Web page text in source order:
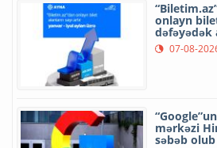
onlayn
dəfəyədək
07-08-
mərkəzi
səbəb olub